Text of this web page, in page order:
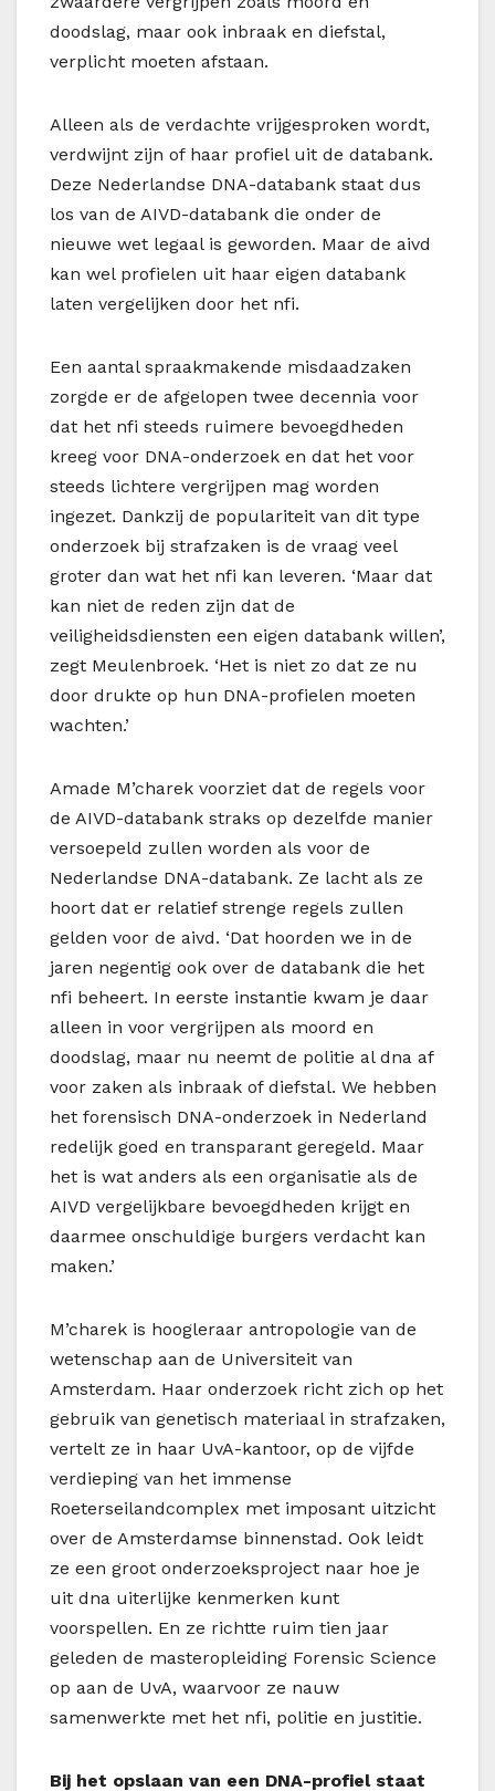
doodslag, maar ook inbraak en diefstal,
verplicht moeten afstaan.
Alleen als de verdachte vrijgesproken wordt,
verdwijnt zijn of haar profiel uit de databank.
Deze Nederlandse DNA-databank staat dus
los van de AIVD-databank die onder de
nieuwe wet legaal is geworden. Maar de aivd
kan wel profielen uit haar eigen databank
laten vergelijken door het nfi.
Een aantal spraakmakende misdaadzaken
zorgde er de afgelopen twee decennia voor
dat het nfi steeds ruimere bevoegdheden
kreeg voor DNA-onderzoek en dat het voor
steeds lichtere vergrijpen mag worden
ingezet. Dankzij de populariteit van dit type
onderzoek bij strafzaken is de vraag veel
groter dan wat het nfi kan leveren. ‘Maar dat
kan niet de reden zijn dat de
veiligheidsdiensten een eigen databank willen’,
zegt Meulenbroek. ‘Het is niet zo dat ze nu
door drukte op hun DNA-profielen moeten
wachten.’
Amade M’charek voorziet dat de regels voor
de AIVD-databank straks op dezelfde manier
versoepeld zullen worden als voor de
Nederlandse DNA-databank. Ze lacht als ze
hoort dat er relatief strenge regels zullen
gelden voor de aivd. ‘Dat hoorden we in de
jaren negentig ook over de databank die het
nfi beheert. In eerste instantie kwam je daar
alleen in voor vergrijpen als moord en
doodslag, maar nu neemt de politie al dna af
voor zaken als inbraak of diefstal. We hebben
het forensisch DNA-onderzoek in Nederland
redelijk goed en transparant geregeld. Maar
het is wat anders als een organisatie als de
AIVD vergelijkbare bevoegdheden krijgt en
daarmee onschuldige burgers verdacht kan
maken.’
M’charek is hoogleraar antropologie van de
wetenschap aan de Universiteit van
Amsterdam. Haar onderzoek richt zich op het
gebruik van genetisch materiaal in strafzaken,
vertelt ze in haar UvA-kantoor, op de vijfde
verdieping van het immense
Roeterseilandcomplex met imposant uitzicht
over de Amsterdamse binnenstad. Ook leidt
ze een groot onderzoeksproject naar hoe je
uit dna uiterlijke kenmerken kunt
voorspellen. En ze richtte ruim tien jaar
geleden de masteropleiding Forensic Science
op aan de UvA, waarvoor ze nauw
samenwerkte met het nfi, politie en justitie.
Bij het opslaan van een ­DNA-profiel staat